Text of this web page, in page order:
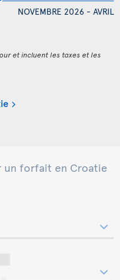
NOVEMBRE 2026 - AVRIL
et incluent les taxes et les
un forfait en Croatie